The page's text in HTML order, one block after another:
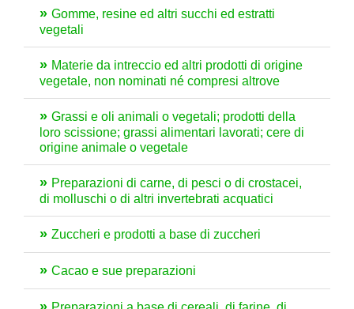
Gomme, resine ed altri succhi ed estratti
vegetali
Materie da intreccio ed altri prodotti di origine
vegetale, non nominati né compresi altrove
Grassi e oli animali o vegetali; prodotti della
loro scissione; grassi alimentari lavorati; cere di
origine animale o vegetale
Preparazioni di carne, di pesci o di crostacei,
di molluschi o di altri invertebrati acquatici
Zuccheri e prodotti a base di zuccheri
Cacao e sue preparazioni